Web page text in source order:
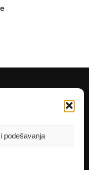
podešavanja